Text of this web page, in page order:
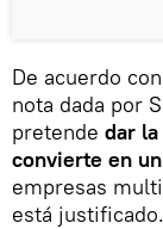
De acuerdo
nota dada por
pretende dar
convierte en
empresas
está justificado.